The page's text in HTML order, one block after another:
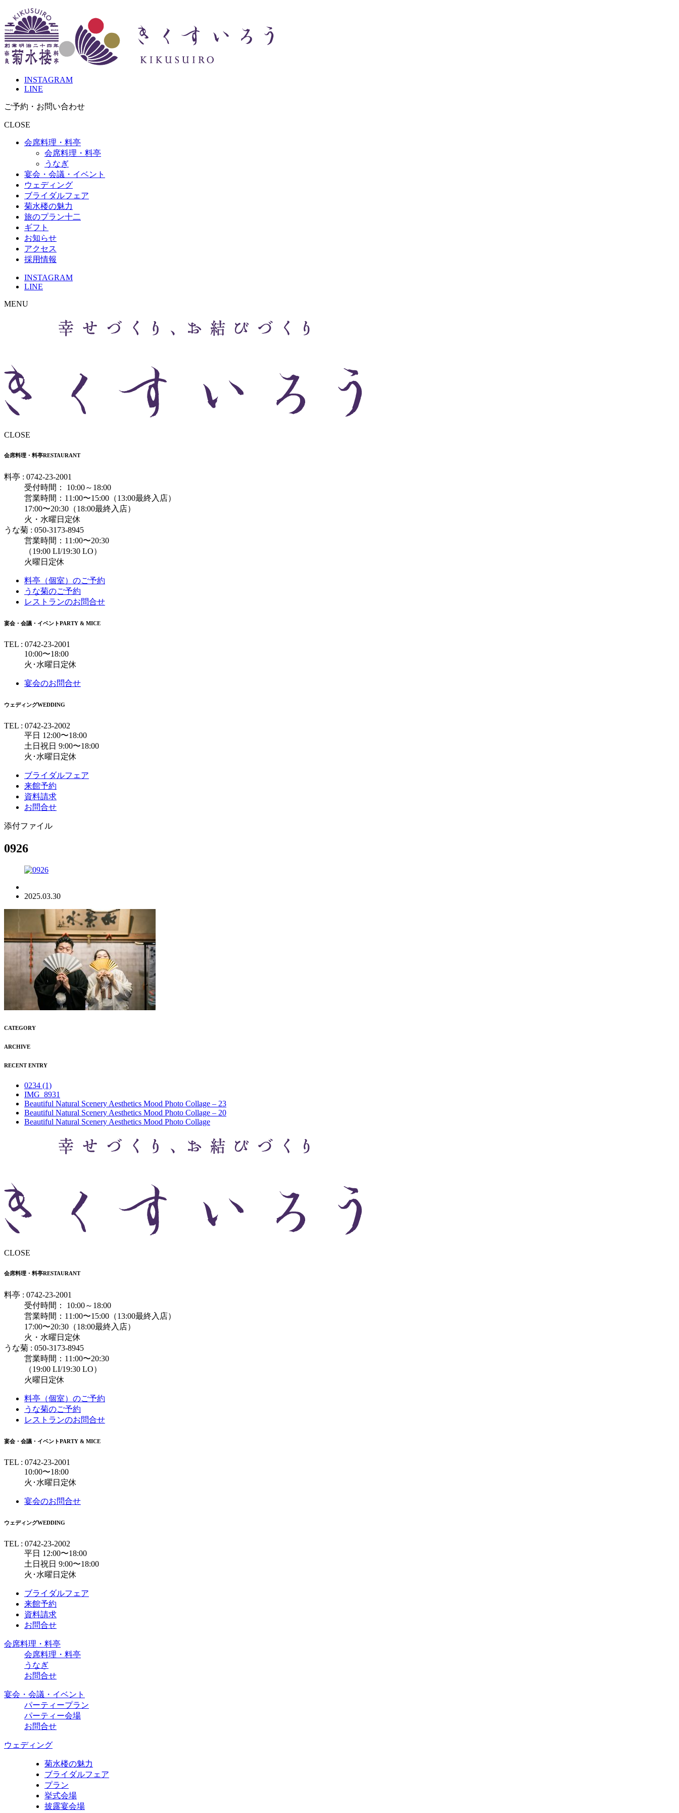
INSTAGRAM
LINE
ご予約・お問い合わせ
CLOSE
会席料理・料亭
会席料理・料亭
うなぎ
宴会・会議・イベント
ウェディング
ブライダルフェア
菊水楼の魅力
旅のプラン十二
ギフト
お知らせ
アクセス
採用情報
INSTAGRAM
LINE
MENU
CLOSE
会席料理・料亭RESTAURANT
料亭 : 0742-23-2001
受付時間： 10:00～18:00
営業時間：11:00〜15:00（13:00最終入店）
17:00〜20:30（18:00最終入店）
火・水曜日定休
うな菊 : 050-3173-8945
営業時間：11:00〜20:30
（19:00 LI/19:30 LO）
火曜日定休
料亭（個室）のご予約
うな菊のご予約
レストランのお問合せ
宴会・会議・イベントPARTY & MICE
TEL : 0742-23-2001
10:00〜18:00
火･水曜日定休
宴会のお問合せ
ウェディングWEDDING
TEL : 0742-23-2002
平日 12:00〜18:00
土日祝日 9:00〜18:00
火･水曜日定休
ブライダルフェア
来館予約
資料請求
お問合せ
添付ファイル
0926
2025.03.30
CATEGORY
ARCHIVE
RECENT ENTRY
0234 (1)
IMG_8931
Beautiful Natural Scenery Aesthetics Mood Photo Collage – 23
Beautiful Natural Scenery Aesthetics Mood Photo Collage – 20
Beautiful Natural Scenery Aesthetics Mood Photo Collage
CLOSE
会席料理・料亭RESTAURANT
料亭 : 0742-23-2001
受付時間： 10:00～18:00
営業時間：11:00〜15:00（13:00最終入店）
17:00〜20:30（18:00最終入店）
火・水曜日定休
うな菊 : 050-3173-8945
営業時間：11:00〜20:30
（19:00 LI/19:30 LO）
火曜日定休
料亭（個室）のご予約
うな菊のご予約
レストランのお問合せ
宴会・会議・イベントPARTY & MICE
TEL : 0742-23-2001
10:00〜18:00
火･水曜日定休
宴会のお問合せ
ウェディングWEDDING
TEL : 0742-23-2002
平日 12:00〜18:00
土日祝日 9:00〜18:00
火･水曜日定休
ブライダルフェア
来館予約
資料請求
お問合せ
会席料理・料亭
会席料理・料亭
うなぎ
お問合せ
宴会・会議・イベント
パーティープラン
パーティー会場
お問合せ
ウェディング
菊水楼の魅力
ブライダルフェア
プラン
挙式会場
披露宴会場